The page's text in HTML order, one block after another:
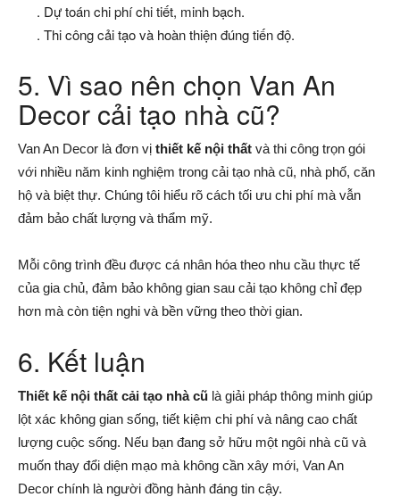
. Dự toán chi phí chi tiết, minh bạch.
. Thi công cải tạo và hoàn thiện đúng tiến độ.
5. Vì sao nên chọn Van An
Decor cải tạo nhà cũ?
Van An Decor là đơn vịthiết kế nội thất và thi công trọn gói
với nhiều năm kinh nghiệm trong cải tạo nhà cũ, nhà phố, căn
hộ và biệt thự. Chúng tôi hiểu rõ cách tối ưu chi phí mà vẫn
đảm bảo chất lượng và thẩm mỹ.
Mỗi công trình đều được cá nhân hóa theo nhu cầu thực tế
của gia chủ, đảm bảo không gian sau cải tạo không chỉ đẹp
hơn mà còn tiện nghi và bền vững theo thời gian.
6. Kết luận
Thiết kế nội thất cải tạo nhà cũ là giải pháp thông minh giúp
lột xác không gian sống, tiết kiệm chi phí và nâng cao chất
lượng cuộc sống. Nếu bạn đang sở hữu một ngôi nhà cũ và
muốn thay đổi diện mạo mà không cần xây mới, Van An
Decor chính là người đồng hành đáng tin cậy.